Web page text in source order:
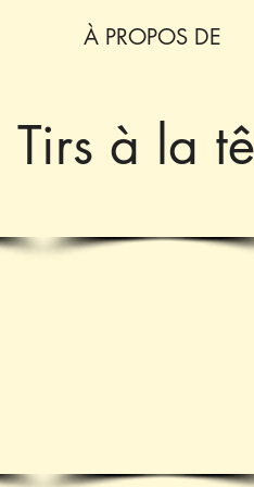
À PROPOS DE
Tirs à la